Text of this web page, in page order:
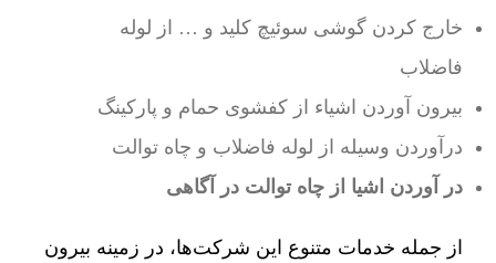
خارج کردن گوشی سوئیچ کلید و … از لوله
فاضلاب
بیرون آوردن اشیاء از کفشوی حمام و پارکینگ
درآوردن وسیله از لوله فاضلاب و چاه توالت
در آوردن اشیا از چاه توالت در آگاهی
از جمله خدمات متنوع این شرکت‌ها، در زمینه بیرون